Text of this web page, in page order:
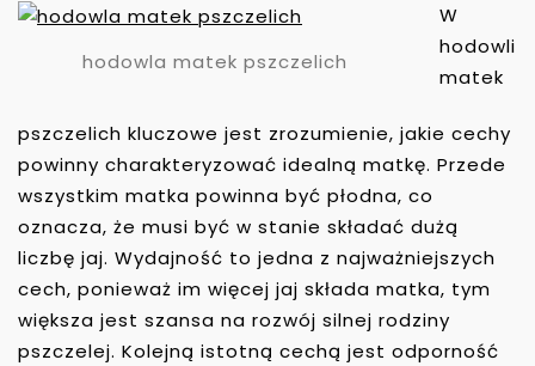
hodowla matek pszczelich
W
hodowli
matek
pszczelich kluczowe jest zrozumienie, jakie cechy
powinny charakteryzować idealną matkę. Przede
wszystkim matka powinna być płodna, co
oznacza, że musi być w stanie składać dużą
liczbę jaj. Wydajność to jedna z najważniejszych
cech, ponieważ im więcej jaj składa matka, tym
większa jest szansa na rozwój silnej rodziny
pszczelej. Kolejną istotną cechą jest odporność